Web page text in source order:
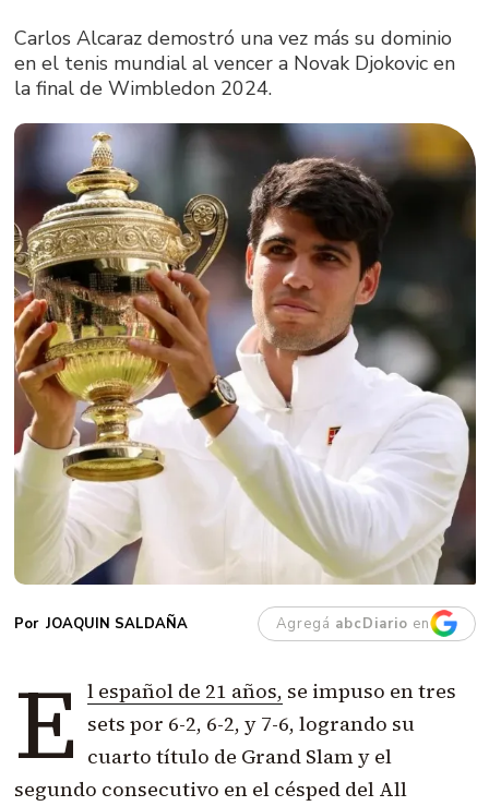
Carlos Alcaraz demostró una vez más su dominio
en el tenis mundial al vencer a Novak Djokovic en
la final de Wimbledon 2024.
JOAQUIN SALDAÑA Agregá abcDiario en
E l español de 21 años, se impuso en tres
sets por 6-2, 6-2, y 7-6, logrando su
cuarto título de Grand Slam y el
segundo consecutivo en el césped del All